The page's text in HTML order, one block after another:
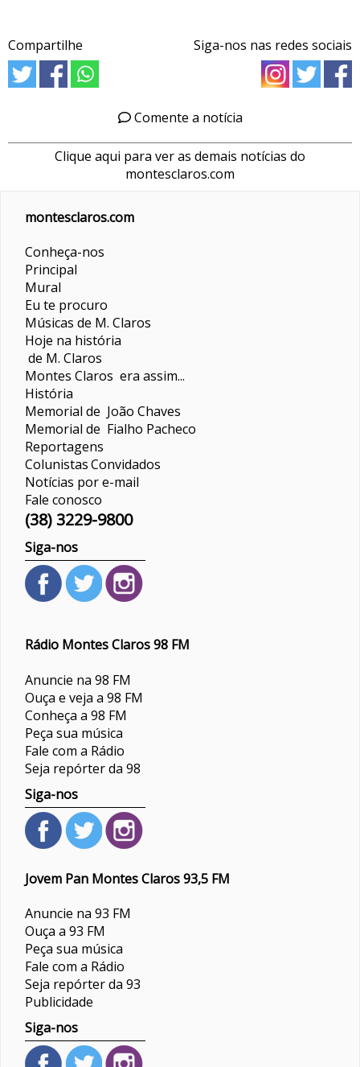
Compartilhe Siga-nos nas redes sociais
Comente a notícia
Clique aqui para ver as demais notícias do
montesclaros.com
montesclaros.com
Conheça-nos
Principal
Mural
Eu te procuro
Músicas de M. Claros
Hoje na história
de M. Claros
Montes Claros era assim...
História
Memorial de João Chaves
Memorial de Fialho Pacheco
Reportagens
ColunistasConvidados
Notícias por e-mail
Fale conosco
(38) 3229-9800
Siga-nos
Rádio Montes Claros 98 FM
Anuncie na 98 FM
Ouça e veja a 98 FM
Conheça a 98 FM
Peça sua música
Fale com a Rádio
Seja repórter da 98
Siga-nos
Jovem Pan Montes Claros 93,5 FM
Anuncie na 93 FM
Ouça a 93 FM
Peça sua música
Fale com a Rádio
Seja repórter da 93
Publicidade
Siga-nos